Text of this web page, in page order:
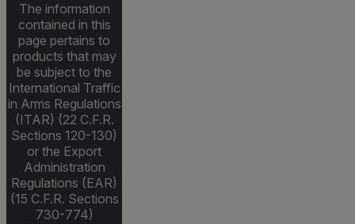
The information
contained in this
page pertains to
products that may
be subject to the
International Traffic
in Arms Regulations
(ITAR) (22 C.F.R.
Sections 120-130)
or the Export
Administration
Regulations (EAR)
(15 C.F.R. Sections
730-774)